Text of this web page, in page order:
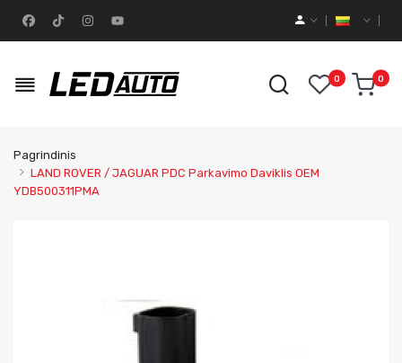
0 0
Pagrindinis
LAND ROVER / JAGUAR PDC Parkavimo Daviklis OEM
YDB500311PMA